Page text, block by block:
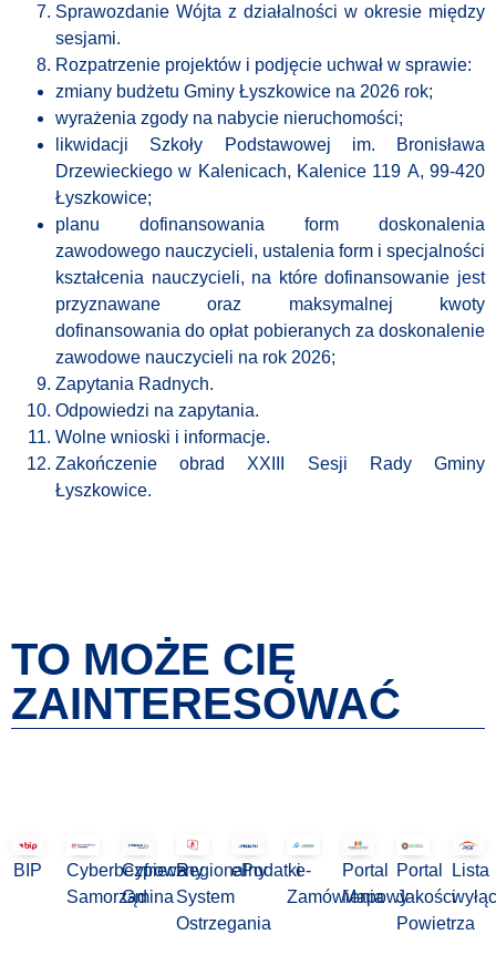
Sprawozdanie Wójta z działalności w okresie między
sesjami.
Rozpatrzenie projektów i podjęcie uchwał w sprawie:
zmiany budżetu Gminy Łyszkowice na 2026 rok;
wyrażenia zgody na nabycie nieruchomości;
likwidacji Szkoły Podstawowej im. Bronisława
Drzewieckiego w Kalenicach, Kalenice 119 A, 99-420
Łyszkowice;
planu dofinansowania form doskonalenia
zawodowego nauczycieli, ustalenia form i specjalności
kształcenia nauczycieli, na które dofinansowanie jest
przyznawane oraz maksymalnej kwoty
dofinansowania do opłat pobieranych za doskonalenie
zawodowe nauczycieli na rok 2026;
Zapytania Radnych.
Odpowiedzi na zapytania.
Wolne wnioski i informacje.
Zakończenie obrad XXIII Sesji Rady Gminy
Łyszkowice.
TO MOŻE CIĘ
ZAINTERESOWAĆ
BIP
Cyberbezpieczny
Samorząd
Cyfrowa
Gmina
Regionalny
System
Ostrzegania
ePodatkie-
Zamówienia
Portal
Mapowy
Portal
Jakości
Powietrza
Lista